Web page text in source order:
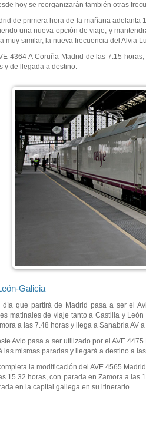
hoy se reorganizarán también otras
de primera hora de la mañana
una nueva opción de viaje, y
muy similar, la nueva frecuencia del Alvia
4364 A Coruña-Madrid de las 7.15
y de llegada a destino.
Galicia
día que partirá de Madrid pasa a ser el
matinales de viaje tanto a Castilla y
a las 7.48 horas y llega a Sanabria
Avlo pasa a ser utilizado por el AVE
las mismas paradas y llegará a destino a
la modificación del AVE 4565
15.32 horas, con parada en Zamora a
en la capital gallega en su itinerario.